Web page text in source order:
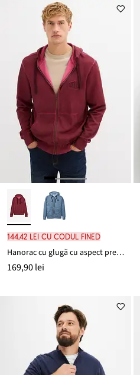
144,42 lei cu codul FINED
Hanorac cu glugă cu aspect prespălat
169,90 lei